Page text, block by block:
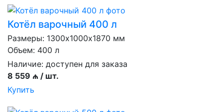
Котёл варочный 400 л
Размеры: 1300х1000х1870 мм
Объем: 400 л
Наличие: доступен для заказа
8 559 ₼ / шт.
Купить